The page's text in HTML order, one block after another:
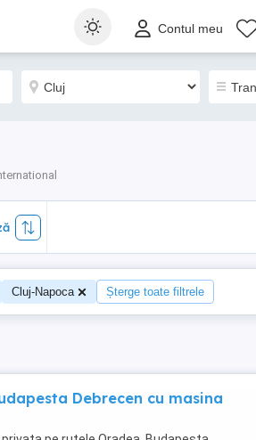
Contul meu
Cluj-Napoca Șterge toate filtrele
Debrecen cu masina